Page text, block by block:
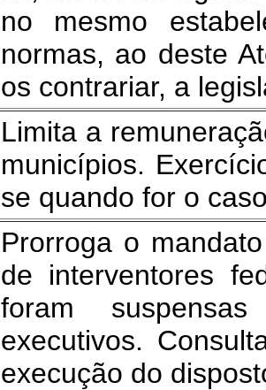
no mesmo
normas, ao deste
os contrariar, a
Limita a
municípios.
se quando for o
Prorroga o
de interventores
foram
executivos.
execução do